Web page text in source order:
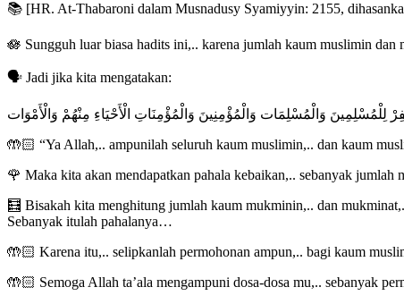
📚 [HR. At-Thabaroni dalam Musnadusy Syamiyyin: 2155,
🪷 Sungguh luar biasa hadits ini,.. karena jumlah kaum muslimin
🗣️ Jadi jika kita mengatakan:
لِلْمُسْلِمِينَ وَالْمُسْلِمَات وَالْمُؤْمِنِينَ وَالْمُؤْمِنَاتِ الْأَحْيَاءِ مِنْهُمْ وَالْأَمْوَات
🤲🏻 “Ya Allah,.. ampunilah seluruh kaum muslimin,.. dan kaum
🌹 Maka kita akan mendapatkan pahala kebaikan,.. sebanyak
🧮 Bisakah kita menghitung jumlah kaum mukminin,.. dan
Sebanyak itulah pahalanya…
🤲🏻 Karena itu,.. selipkanlah permohonan ampun,.. bagi kaum
🤲🏻 Semoga Allah ta’ala mengampuni dosa-dosa mu,.. sebanyak